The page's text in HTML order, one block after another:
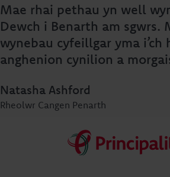
Mae rhai pethau yn well
Dewch i Benarth am sgwrs.
wynebau cyfeillgar yma i’ch
anghenion cynilion a
Natasha Ashford
Rheolwr Cangen Penarth